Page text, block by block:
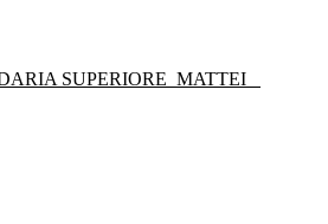
SUPERIORE MATTEI